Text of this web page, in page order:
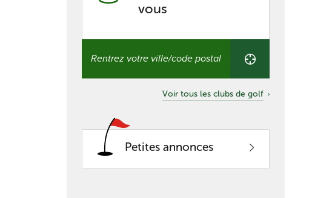
vous
club
Voir tous les clubs de golf
Petites annonces